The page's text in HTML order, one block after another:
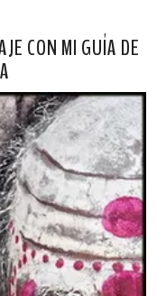
CON MI GUÍA DE